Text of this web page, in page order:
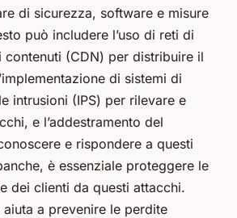
di sicurezza, software e misure
può includere l’uso di reti di
(CDN) per distribuire il
di sistemi di
intrusioni (IPS) per rilevare e
e l’addestramento del
e rispondere a questi
è essenziale proteggere le
dei clienti da questi attacchi.
aiuta a prevenire le perdite